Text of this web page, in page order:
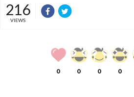
216
VIEWS
0 0 0 0